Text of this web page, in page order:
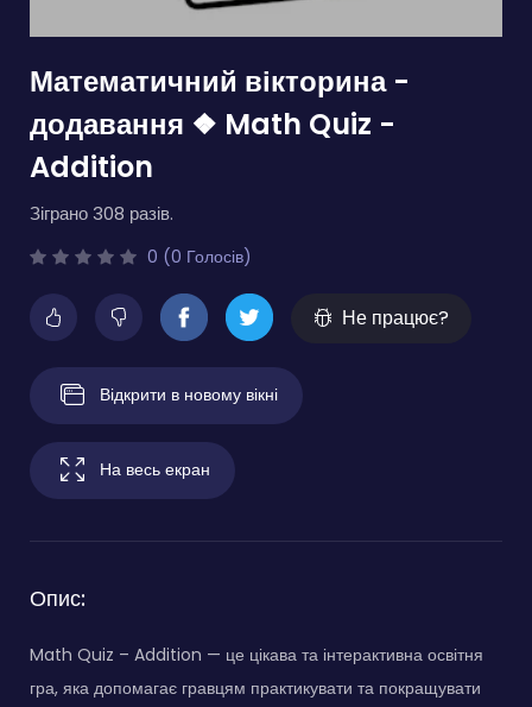
Математичний вікторина -
додавання ❖ Math Quiz -
Addition
Зіграно 308 разів.
0 (0 Голосів)
Не працює?
Відкрити в новому вікні
На весь екран
Опис:
Math Quiz – Addition — це цікава та інтерактивна освітня
гра, яка допомагає гравцям практикувати та покращувати